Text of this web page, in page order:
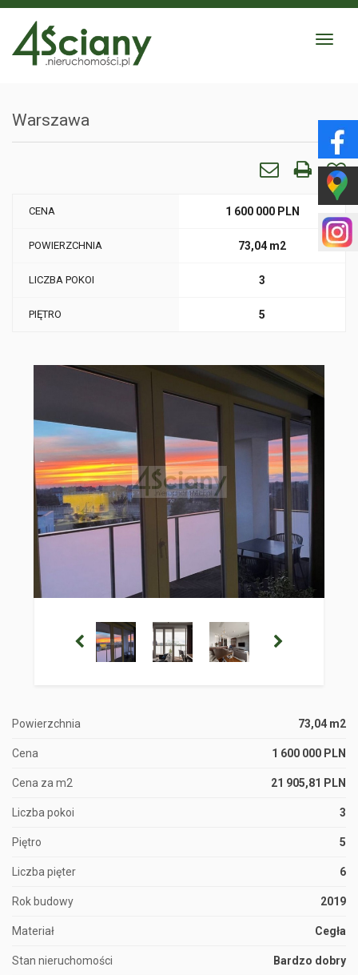
Toggle
Warszawa
CENA 1 600 000 PLN
POWIERZCHNIA 73,04 m2
LICZBA POKOI 3
PIĘTRO 5
Powierzchnia 73,04 m2
Cena 1 600 000 PLN
Cena za m2 21 905,81 PLN
Liczba pokoi 3
Piętro 5
Liczba pięter 6
Rok budowy 2019
Materiał Cegła
Stan nieruchomości Bardzo dobry